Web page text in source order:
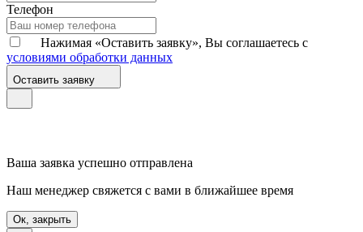
Телефон
Нажимая «Оставить заявку», Вы соглашаетесь с
условиями обработки данных
Оставить заявку
Ваша заявка успешно отправлена
Наш менеджер свяжется с вами в ближайшее время
Ок, закрыть